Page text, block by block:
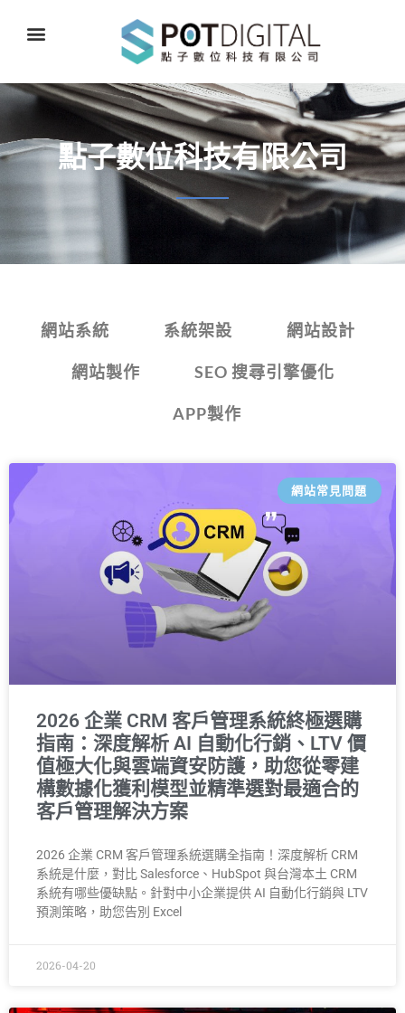
點子數位科技有限公司
網站系統 系統架設 網站設計
網站製作 SEO 搜尋引擎優化
APP製作
網站常見問題
2026 企業 CRM 客戶管理系統終極選購
指南：深度解析 AI 自動化行銷、LTV 價
值極大化與雲端資安防護，助您從零建
構數據化獲利模型並精準選對最適合的
客戶管理解決方案
2026 企業 CRM 客戶管理系統選購全指南！深度解析 CRM
系統是什麼，對比 Salesforce、HubSpot 與台灣本土 CRM
系統有哪些優缺點。針對中小企業提供 AI 自動化行銷與 LTV
預測策略，助您告別 Excel
2026-04-20